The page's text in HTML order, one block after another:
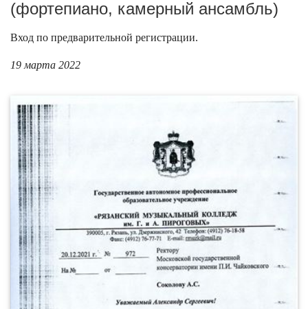
(фортепиано, камерный ансамбль)
Вход по предварительной регистрации.
19 марта 2022